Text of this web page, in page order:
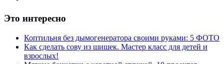
Это интересно
Коптильня без дымогенератора своими руками: 5 ФОТО
Как сделать сову из шишек. Мастер класс для детей и
взрослых!